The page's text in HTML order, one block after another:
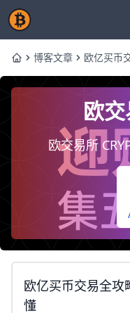
Home博客文章 欧亿买币
欧
终身享
（每天
欧交易所
欧亿买币交易全攻
懂